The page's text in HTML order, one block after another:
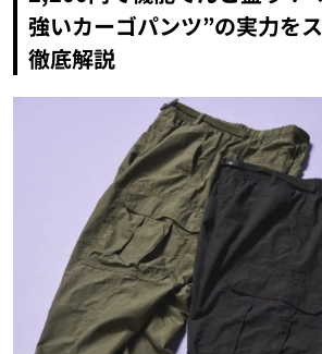
強いカーゴパンツ”の実力を
徹底解説